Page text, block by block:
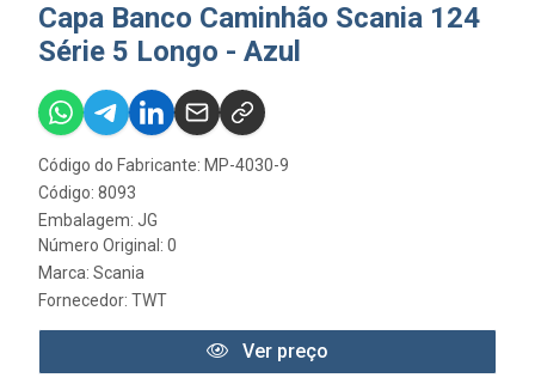
Capa Banco Caminhão Scania 124
Série 5 Longo - Azul
Código do Fabricante: MP-4030-9
Código: 8093
Embalagem: JG
Número Original: 0
Marca: Scania
Fornecedor: TWT
Ver preço